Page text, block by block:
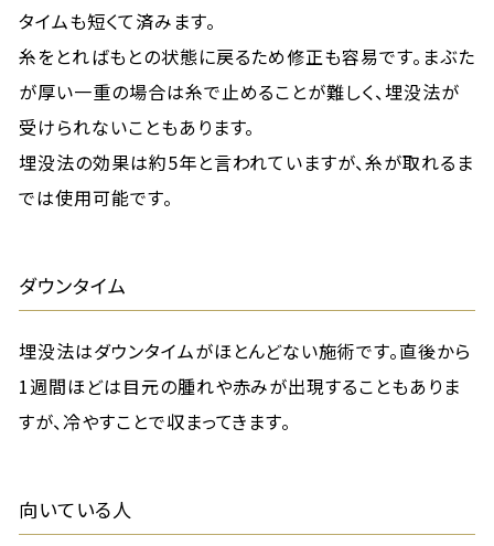
タイムも短くて済みます。
糸をとればもとの状態に戻るため修正も容易です。まぶた
が厚い一重の場合は糸で止めることが難しく、埋没法が
受けられないこともあります。
埋没法の効果は約5年と言われていますが、糸が取れるま
では使用可能です。
ダウンタイム
埋没法はダウンタイムがほとんどない施術です。直後から
1週間ほどは目元の腫れや赤みが出現することもありま
すが、冷やすことで収まってきます。
向いている人